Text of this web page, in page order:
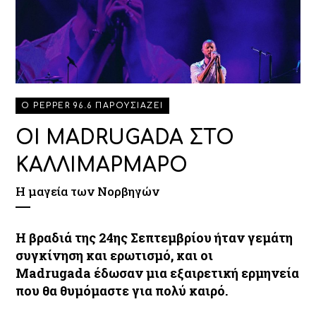
Ο PEPPER 96.6 ΠΑΡΟΥΣΙΑΖΕΙ
ΟΙ MADRUGADA ΣΤΟ
ΚΑΛΛΙΜΑΡΜΑΡΟ
Η μαγεία των Νορβηγών
Η βραδιά της 24ης Σεπτεμβρίου ήταν γεμάτη
συγκίνηση και ερωτισμό, και οι
Madrugada έδωσαν μια εξαιρετική ερμηνεία
που θα θυμόμαστε για πολύ καιρό.